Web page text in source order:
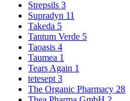
Strepsils 3
Supradyn 11
Takeda 5
Tantum Verde 5
Taoasis 4
Taumea 1
Tears Again 1
tetesept 3
The Organic Pharmacy 28